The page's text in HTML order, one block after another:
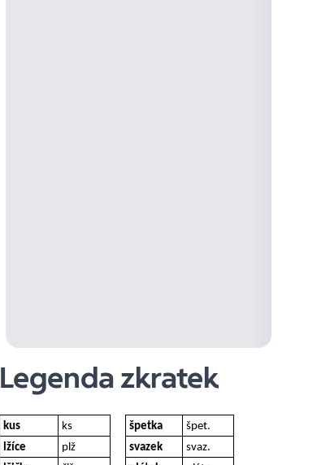
Legenda zkratek
kus ks špetka
špet.
lžíce
plž svazek
svaz.